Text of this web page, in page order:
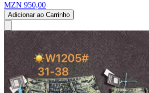
MZN 950,00
Adicionar ao Carrinho